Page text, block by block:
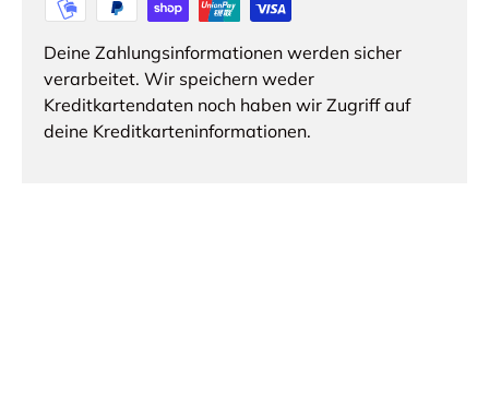
Deine Zahlungsinformationen werden sicher
verarbeitet. Wir speichern weder
Kreditkartendaten noch haben wir Zugriff auf
deine Kreditkarteninformationen.